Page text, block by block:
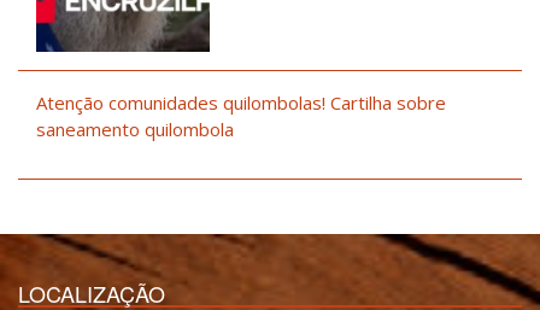
Atenção comunidades quilombolas! Cartilha sobre
saneamento quilombola
LOCALIZAÇÃO